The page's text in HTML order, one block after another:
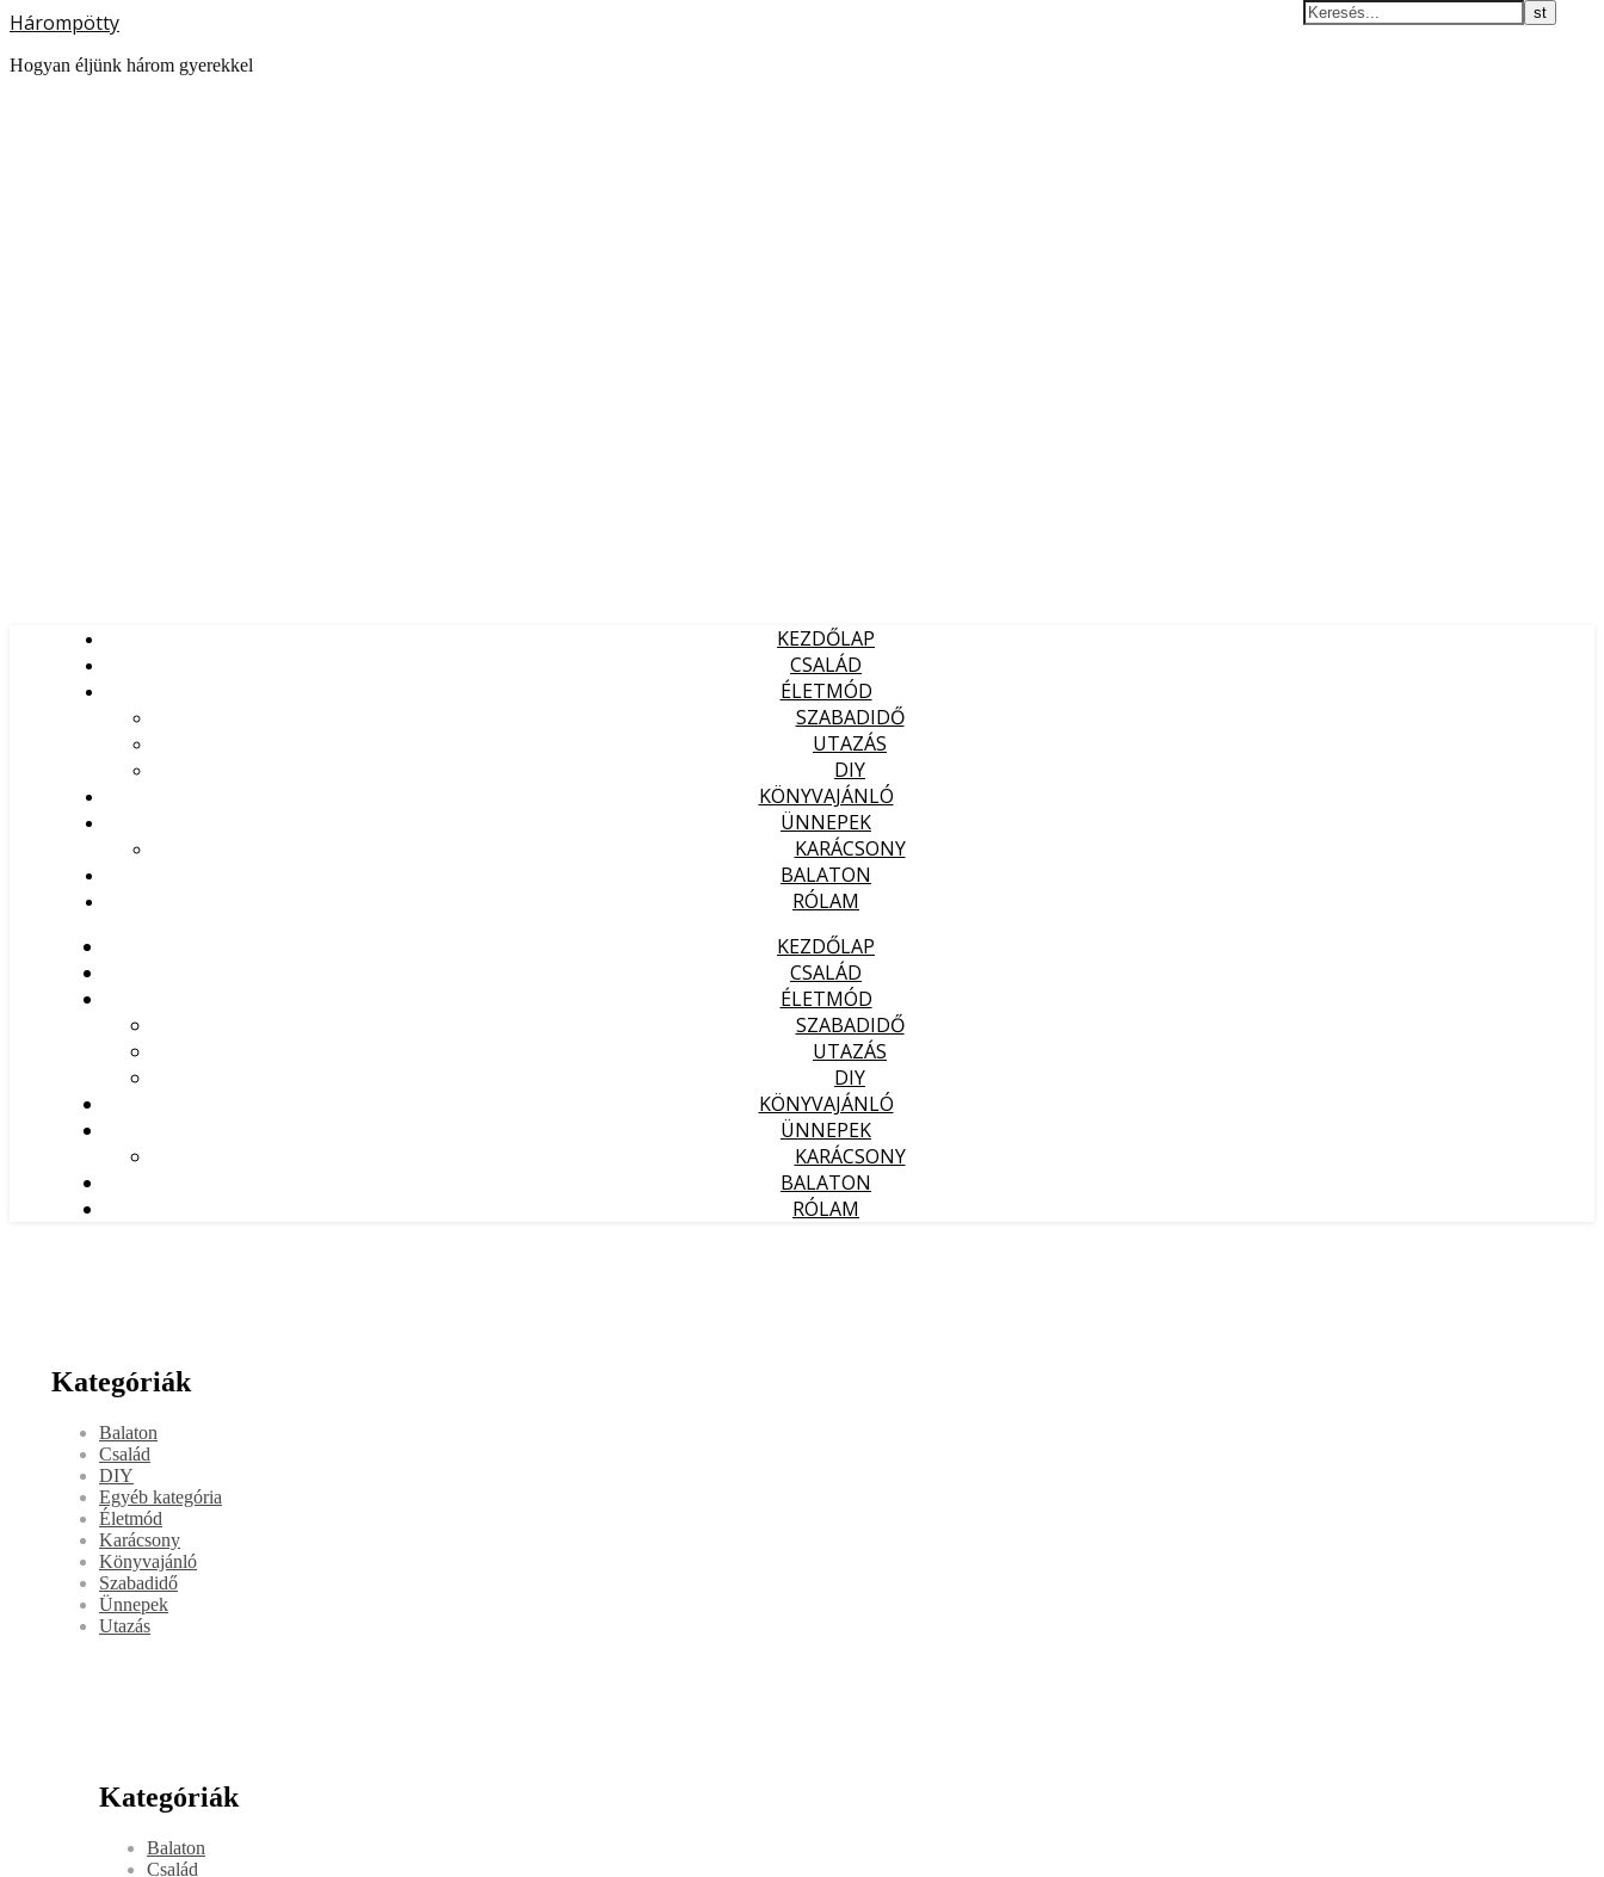
Hárompötty
Hogyan éljünk három gyerekkel
KEZDŐLAP
CSALÁD
ÉLETMÓD
SZABADIDŐ
UTAZÁS
DIY
KÖNYVAJÁNLÓ
ÜNNEPEK
KARÁCSONY
BALATON
RÓLAM
KEZDŐLAP
CSALÁD
ÉLETMÓD
SZABADIDŐ
UTAZÁS
DIY
KÖNYVAJÁNLÓ
ÜNNEPEK
KARÁCSONY
BALATON
RÓLAM
Kategóriák
Balaton
Család
DIY
Egyéb kategória
Életmód
Karácsony
Könyvajánló
Szabadidő
Ünnepek
Utazás
Kategóriák
Balaton
Család